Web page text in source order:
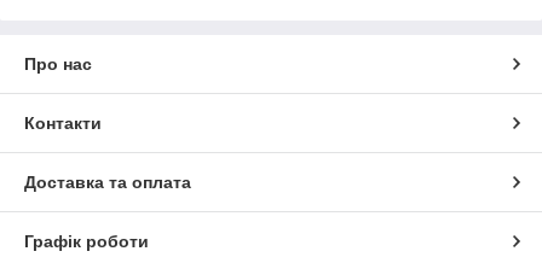
Про нас
Контакти
Доставка та оплата
Графік роботи